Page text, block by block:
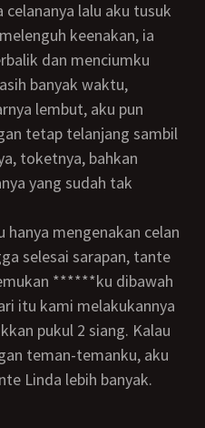
lalu aku tusuk
keenakan, ia
dan menciumku
lembut, aku pun
tetap telanjang sambil
toketnya, bahkan
yang sudah tak
selesai sarapan, tante
******ku dibawah
itu kami melakukannya
pukul 2 siang. Kalau
teman-temanku, aku
Linda lebih banyak.